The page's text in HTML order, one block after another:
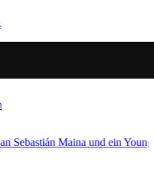
und ein Youngster: FC